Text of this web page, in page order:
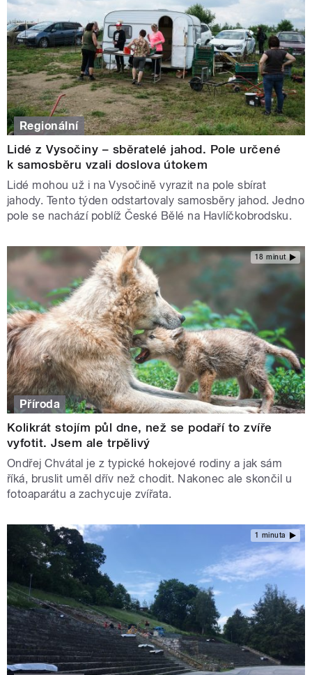
Regionální
Lidé z Vysočiny – sběratelé jahod. Pole určené
k samosběru vzali doslova útokem
Lidé mohou už i na Vysočině vyrazit na pole sbírat
jahody. Tento týden odstartovaly samosběry jahod. Jedno
pole se nachází poblíž České Bělé na Havlíčkobrodsku.
18 minut
Příroda
Kolikrát stojím půl dne, než se podaří to zvíře
vyfotit. Jsem ale trpělivý
Ondřej Chvátal je z typické hokejové rodiny a jak sám
říká, bruslit uměl dřív než chodit. Nakonec ale skončil u
fotoaparátu a zachycuje zvířata.
1 minuta